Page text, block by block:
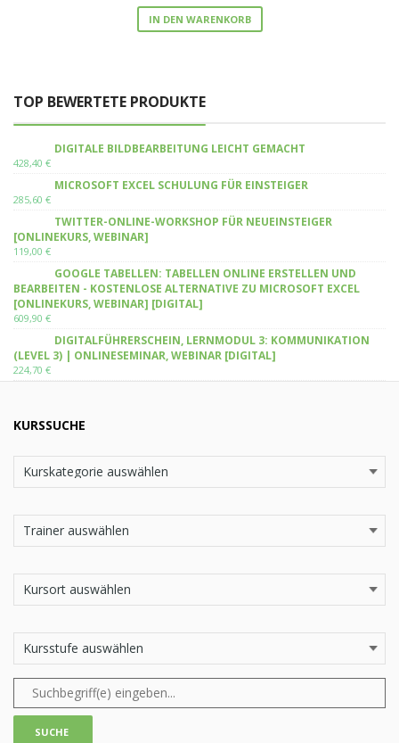
IN DEN WARENKORB
TOP BEWERTETE PRODUKTE
DIGITALE BILDBEARBEITUNG LEICHT GEMACHT
428,40 €
MICROSOFT EXCEL SCHULUNG FÜR EINSTEIGER
285,60 €
TWITTER-ONLINE-WORKSHOP FÜR NEUEINSTEIGER
[ONLINEKURS, WEBINAR]
119,00 €
GOOGLE TABELLEN: TABELLEN ONLINE ERSTELLEN UND
BEARBEITEN - KOSTENLOSE ALTERNATIVE ZU MICROSOFT EXCEL
[ONLINEKURS, WEBINAR] [DIGITAL]
609,90 €
DIGITALFÜHRERSCHEIN, LERNMODUL 3: KOMMUNIKATION
(LEVEL 3) | ONLINESEMINAR, WEBINAR [DIGITAL]
224,70 €
KURSSUCHE